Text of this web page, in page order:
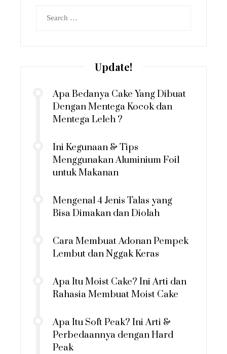
Update!
Apa Bedanya Cake Yang Dibuat
Dengan Mentega Kocok dan
Mentega Leleh ?
Ini Kegunaan & Tips
Menggunakan Aluminium Foil
untuk Makanan
Mengenal 4 Jenis Talas yang
Bisa Dimakan dan Diolah
Cara Membuat Adonan Pempek
Lembut dan Nggak Keras
Apa Itu Moist Cake? Ini Arti dan
Rahasia Membuat Moist Cake
Apa Itu Soft Peak? Ini Arti &
Perbedaannya dengan Hard
Peak